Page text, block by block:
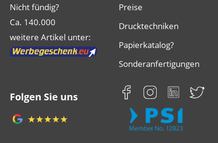
Nicht fündig?
Ca. 140.000
weitere Artikel unter:
Preise
Drucktechniken
Papierkatalog?
Sonderanfertigungen
Folgen Sie uns